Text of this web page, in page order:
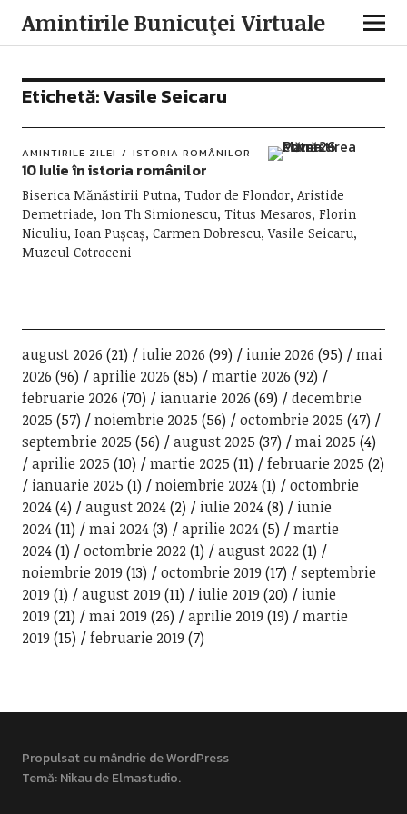
Amintirile Bunicuţei Virtuale
Etichetă:Vasile Seicaru
AMINTIRILE ZILEI ISTORIA ROMÂNILOR
10 Iulie în istoria românilor
Biserica Mănăstirii Putna, Tudor de Flondor, Aristide
Demetriade, Ion Th Simionescu, Titus Mesaros, Florin
Niculiu, Ioan Pușcaș, Carmen Dobrescu, Vasile Seicaru,
Muzeul Cotroceni
august 2026 (21) iulie 2026 (99) iunie 2026 (95)
mai
2026 (96) aprilie 2026 (85) martie 2026 (92)
februarie 2026 (70) ianuarie 2026 (69)
decembrie
2025 (57) noiembrie 2025 (56) octombrie 2025 (47)
septembrie 2025 (56) august 2025 (37) mai 2025 (4)
aprilie 2025 (10) martie 2025 (11) februarie 2025 (2)
ianuarie 2025 (1) noiembrie 2024(1)
octombrie
2024(4) august 2024(2) iulie 2024(8)
iunie
2024(11) mai 2024(3) aprilie 2024(5)
martie
2024(1) octombrie 2022(1) august 2022(1)
noiembrie 2019 (13) octombrie 2019 (17)
septembrie
2019 (1) august 2019 (11) iulie 2019 (20)
iunie
2019 (21) mai 2019 (26) aprilie 2019 (19)
martie
2019 (15) februarie 2019 (7)
Propulsat cu mândrie de WordPress
Temă: Nikau deElmastudio.